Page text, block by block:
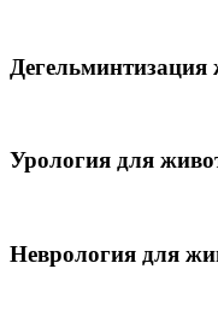
Урология для
Неврология для